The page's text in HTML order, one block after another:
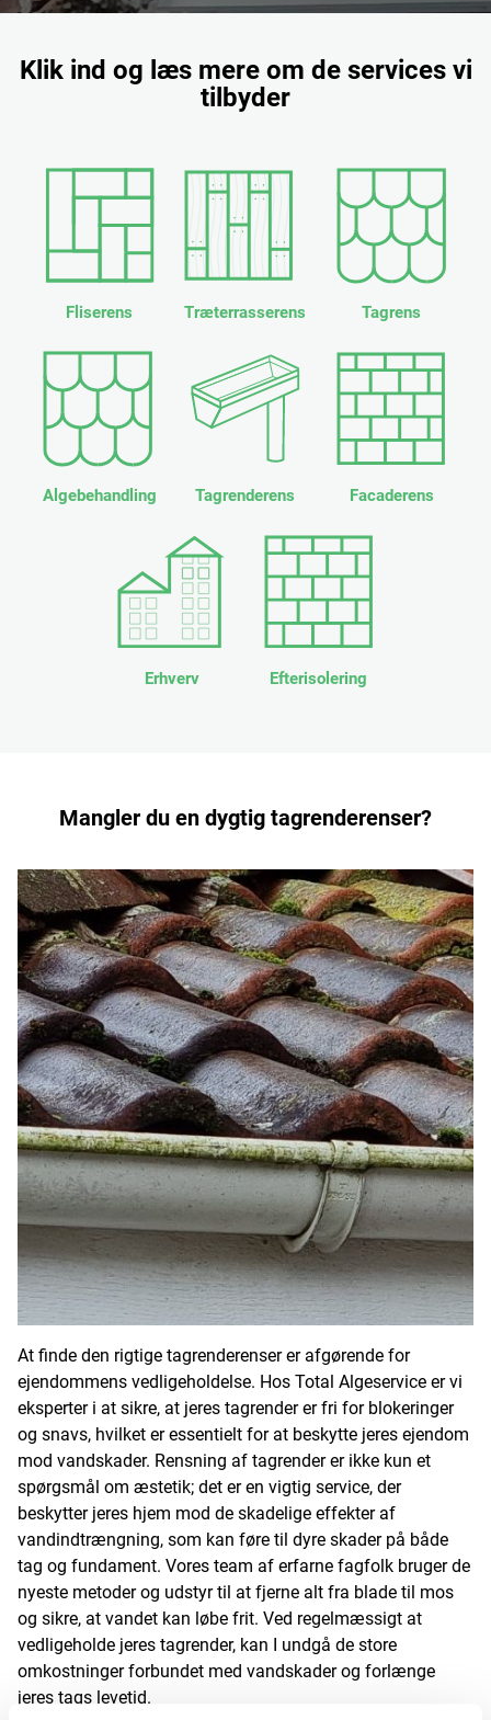
Klik ind og læs mere om de services vi
tilbyder
Fliserens Træterrasserens Tagrens
Algebehandling Tagrenderens Facaderens
Erhverv Efterisolering
Mangler du en dygtig tagrenderenser?
At finde den rigtige tagrenderenser er afgørende for
ejendommens vedligeholdelse. Hos Total Algeservice er vi
eksperter i at sikre, at jeres tagrender er fri for blokeringer
og snavs, hvilket er essentielt for at beskytte jeres ejendom
mod vandskader. Rensning af tagrender er ikke kun et
spørgsmål om æstetik; det er en vigtig service, der
beskytter jeres hjem mod de skadelige effekter af
vandindtrængning, som kan føre til dyre skader på både
tag og fundament. Vores team af erfarne fagfolk bruger de
nyeste metoder og udstyr til at fjerne alt fra blade til mos
og sikre, at vandet kan løbe frit. Ved regelmæssigt at
vedligeholde jeres tagrender, kan I undgå de store
omkostninger forbundet med vandskader og forlænge
jeres tags levetid.